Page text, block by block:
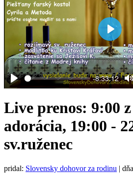
Play
-8:33:12
Play
Live prenos: 9:00
adorácia, 19:00 -
sv.ruženec
pridal: Slovensky dohovor za rodinu |